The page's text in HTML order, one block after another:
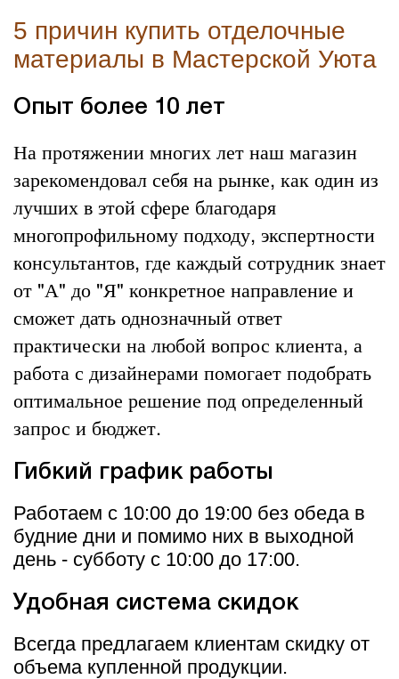
5 причин купить отделочные
материалы в Мастерской Уюта
Опыт более 10 лет
На протяжении многих лет наш магазин
зарекомендовал себя на рынке, как один из
лучших в этой сфере благодаря
многопрофильному подходу, экспертности
консультантов, где каждый сотрудник знает
от "А" до "Я" конкретное направление и
сможет дать однозначный ответ
практически на любой вопрос клиента, а
работа с дизайнерами помогает подобрать
оптимальное решение под определенный
запрос и бюджет.
Гибкий график работы
Работаем с 10:00 до 19:00 без обеда в
будние дни и помимо них в выходной
день - субботу с 10:00 до 17:00.
Удобная система скидок
Всегда предлагаем клиентам скидку от
объема купленной продукции.